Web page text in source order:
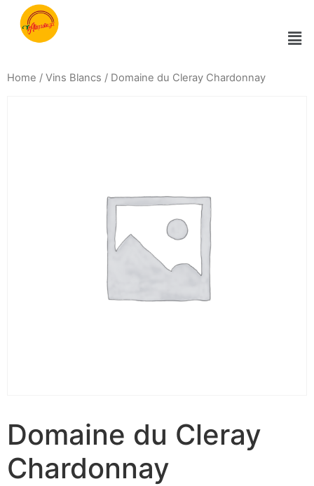
Home / Vins Blancs / Domaine du Cleray Chardonnay
Domaine du Cleray
Chardonnay